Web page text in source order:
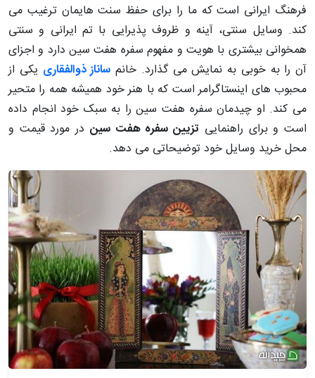
فرهنگ ایرانی است که ما را برای حفظ سنت هایمان ترغیب می
کند. وسایل سنتی، آینه و ظروف پذیرایی با تم ایرانی و سنتی
همخوانی بیشتری با هویت و مفهوم سفره هفت سین دارد و اجزای
آن را به خوبی به نمایش می گذارد. خانم ساناز ذوالفقاری یکی از
محبوب های اینستاگرامر است که با هنر خود همیشه همه را متحیر
می کند. او چیدمان سفره هفت سین را به سبک خود انجام داده
است و برای راهنمایی تزیین سفره هفت سین در مورد قیمت و
محل خرید وسایل خود توضیحاتی می دهد.